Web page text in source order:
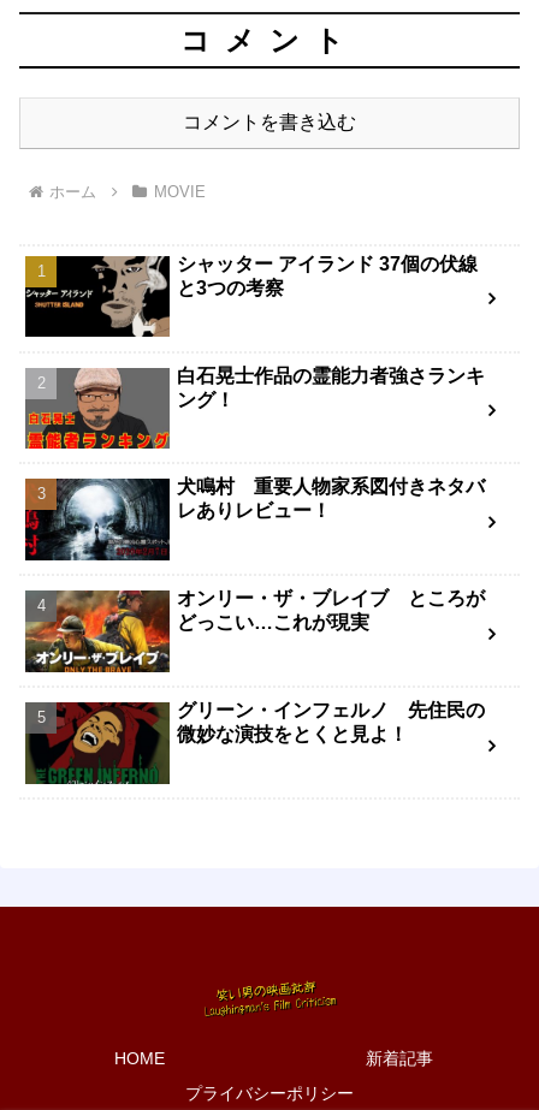
コメント
コメントを書き込む
ホーム MOVIE
シャッター アイランド 37個の伏線
と3つの考察
白石晃士作品の霊能力者強さランキ
ング！
犬鳴村 重要人物家系図付きネタバ
レありレビュー！
オンリー・ザ・ブレイブ ところが
どっこい…これが現実
グリーン・インフェルノ 先住民の
微妙な演技をとくと見よ！
HOME
新着記事
プライバシーポリシー